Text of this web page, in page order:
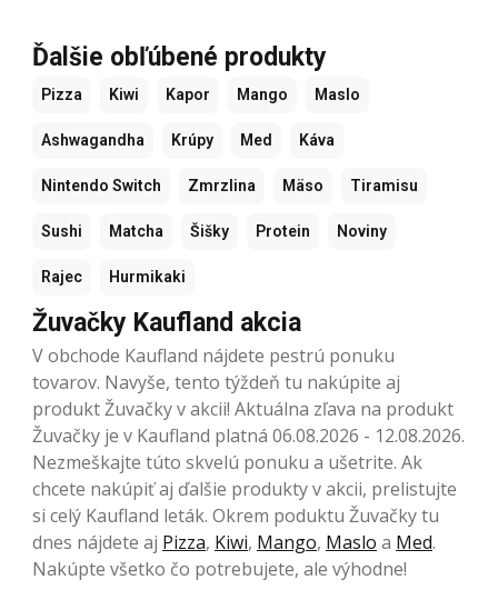
Ďalšie obľúbené produkty
Pizza Kiwi Kapor Mango Maslo
Ashwagandha Krúpy Med Káva
Nintendo Switch Zmrzlina Mäso Tiramisu
Sushi Matcha Šišky Protein Noviny
Rajec Hurmikaki
Žuvačky Kaufland akcia
V obchode Kaufland nájdete pestrú ponuku
tovarov. Navyše, tento týždeň tu nakúpite aj
produkt Žuvačky v akcii! Aktuálna zľava na produkt
Žuvačky je v Kaufland platná 06.08.2026 - 12.08.2026.
Nezmeškajte túto skvelú ponuku a ušetrite. Ak
chcete nakúpiť aj ďalšie produkty v akcii, prelistujte
si celý Kaufland leták. Okrem poduktu Žuvačky tu
dnes nájdete aj Pizza, Kiwi, Mango, Maslo a Med.
Nakúpte všetko čo potrebujete, ale výhodne!